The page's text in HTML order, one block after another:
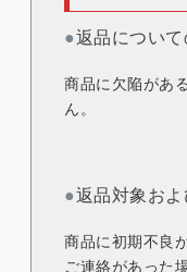
●返品につい
商品に欠陥があ
ん。
●返品対象お
商品に初期不良
ご連絡があった